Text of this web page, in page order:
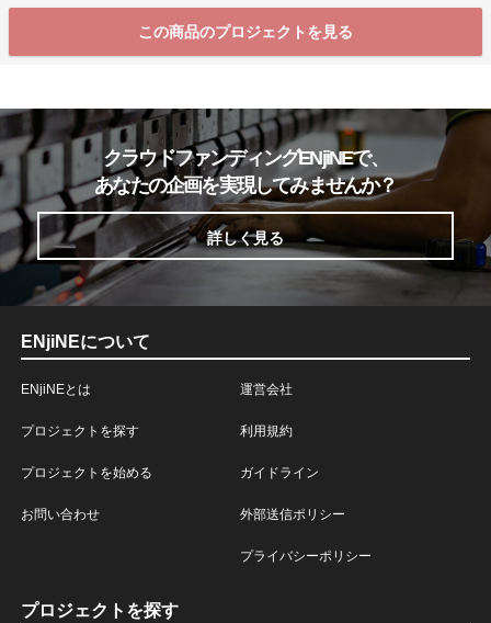
この商品のプロジェクトを見る
クラウドファンディングENjiNEで、
あなたの企画を実現してみませんか？
詳しく見る
ENjiNEについて
ENjiNEとは
プロジェクトを探す
プロジェクトを始める
お問い合わせ
運営会社
利用規約
ガイドライン
外部送信ポリシー
プライバシーポリシー
プロジェクトを探す